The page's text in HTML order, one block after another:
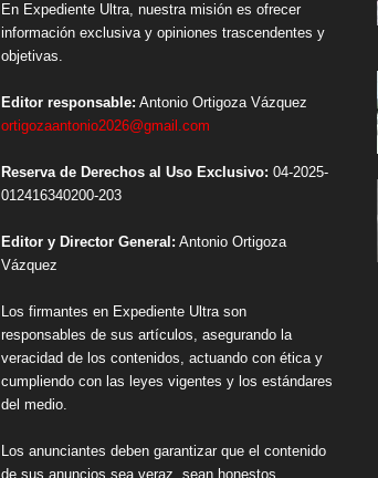
En Expediente Ultra, nuestra misión es ofrecer
información exclusiva y opiniones trascendentes y
objetivas.
Editor responsable: Antonio Ortigoza Vázquez
ortigozaantonio2026@gmail.com
Reserva de Derechos al Uso Exclusivo: 04-2025-
012416340200-203
Editor y Director General: Antonio Ortigoza
Vázquez
Los firmantes en Expediente Ultra son
responsables de sus artículos, asegurando la
veracidad de los contenidos, actuando con ética y
cumpliendo con las leyes vigentes y los estándares
del medio.
Los anunciantes deben garantizar que el contenido
de sus anuncios sea veraz, sean honestos,